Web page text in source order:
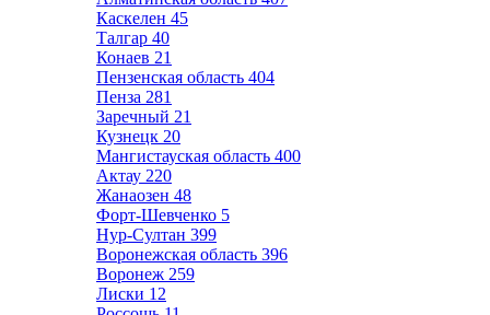
Каскелен 45
Талгар 40
Конаев 21
Пензенская область 404
Пенза 281
Заречный 21
Кузнецк 20
Мангистауская область 400
Актау 220
Жанаозен 48
Форт-Шевченко 5
Нур-Султан 399
Воронежская область 396
Воронеж 259
Лиски 12